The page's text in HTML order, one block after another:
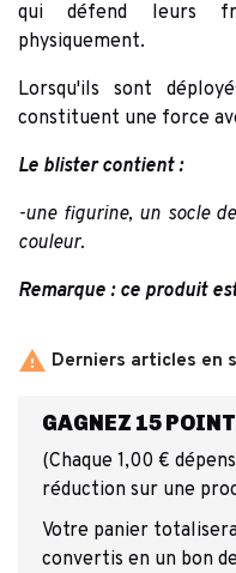
qui défend leurs
physiquement.
Lorsqu'ils sont
constituent une force
Le blister contient :
-une figurine, un socle
couleur.
Remarque : ce produit
 Derniers articles en
GAGNEZ 15
(Chaque 1,00 €
réduction sur une
Votre panier
convertis en un bon